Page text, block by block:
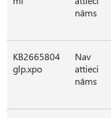
nāms
KB2665804
glp.xpo
Nav
attieci
nāms